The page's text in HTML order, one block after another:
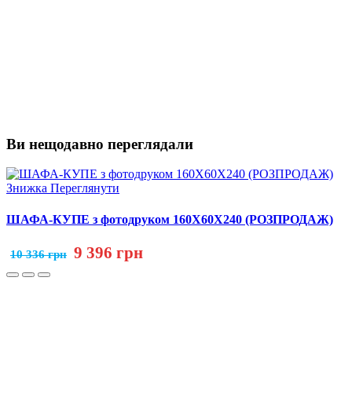
Ви нещодавно переглядали
Знижка Переглянути
ШАФА-КУПЕ з фотодруком 160Х60Х240 (РОЗПРОДАЖ)
10 336 грн 9 396 грн